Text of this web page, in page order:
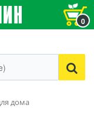
0
дома